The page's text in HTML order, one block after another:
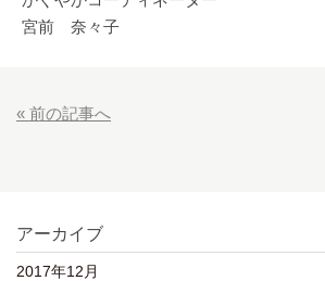
宮前 奈々子
« 前の記事へ
アーカイブ
2017年12月